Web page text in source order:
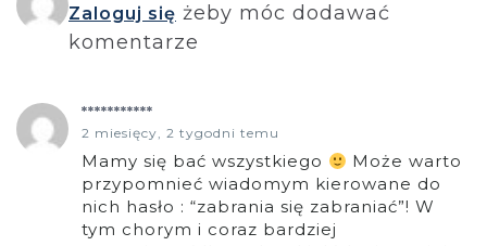
Zaloguj się żeby móc dodawać
komentarze
***********
2 miesięcy, 2 tygodni temu
Mamy się bać wszystkiego
Może warto
przypomnieć wiadomym kierowane do
nich hasło : “zabrania się zabraniać”! W
tym chorym i coraz bardziej